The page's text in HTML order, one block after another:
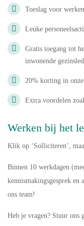
Toeslag voor
Leuke
Gratis toegang tot
inwonende
20% korting in
Extra voordelen
Werken bij het
Klik op ‘Solliciteren’,
Binnen 10 werkdagen
kennismakingsgesprek
ons team!
Heb je vragen? Stuur ons